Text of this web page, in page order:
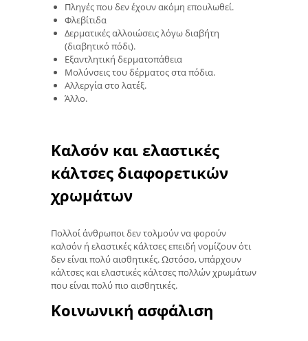
Πληγές που δεν έχουν ακόμη επουλωθεί.
Φλεβίτιδα
Δερματικές αλλοιώσεις λόγω διαβήτη
(διαβητικό πόδι).
Εξαντλητική δερματοπάθεια
Μολύνσεις του δέρματος στα πόδια.
Αλλεργία στο λατέξ.
Άλλο.
Καλσόν και ελαστικές
κάλτσες διαφορετικών
χρωμάτων
Πολλοί άνθρωποι δεν τολμούν να φορούν
καλσόν ή ελαστικές κάλτσες επειδή νομίζουν ότι
δεν είναι πολύ αισθητικές. Ωστόσο, υπάρχουν
κάλτσες και ελαστικές κάλτσες πολλών χρωμάτων
που είναι πολύ πιο αισθητικές.
Κοινωνική ασφάλιση